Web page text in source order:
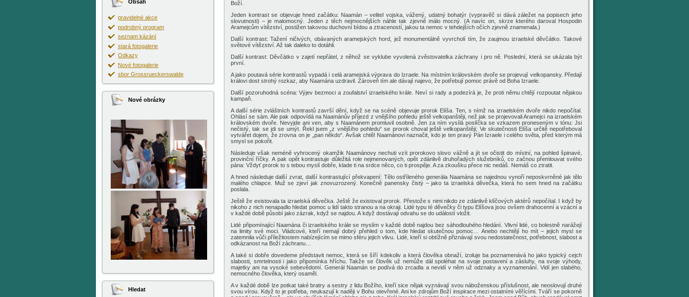
Obsah
pravidelné akce
podrobný program
seznam kázání
stará fotogalerie
Odkazy
Nové fotogalerie
sbor Grossrueckerswalde
Nové obrázky
Hledat
Boží.
Jeden kontrast se objevuje hned začátku: Naamán – velitel vojska, vážený, udatný bohatýr (vypravěč si dává záležet na popisech jeho
slovutnosti) – je malomocný. Jeden z těch nejmocnějších náhle tak zjevně málo mocný. (A navícon , skrze kterého daroval Hospodin
Aramejcům vítězství, postižen takovou duchovní bídou a ztraceností , jakou ta nemoc v tehdejších očích zjevně znamenala .)
Další kontrast: Tažení ničivých, obávaných aramejských hord, jež monumentálně vyvrcholí tím, že zaujmou izraelské děvčátko.Takové
světové vítězství . Až tak daleko to dotáhli.
Další kontrast: Děvčátko v zajetí nepřátel, z něhož se vyklube vyvolená zvěstovatelka záchrany i pro ně. Poslední, která se ukázala být
první.
A jako poutavásérie kontrastů vypadái celá aramejská výprava do Izraele. Na místním královském dvoře seprojevují velkopansky. Předají
královi dost strohý rozkaz , aby Naamána uzdravil. Zároveň tím ale dávají najevo, že potřebují pomoc právě od Boha Izraele.
Další pozoruhodná scéna: Výjev bezmoci a zoufalství izraelského krále. Neví si rady a podezírá je, že proti němu chtějí rozpoutat nějakou
kampaň.
A další série zvláštních kontrastů završí dění, když se na scéně objevuje prorok Elíša. Ten, s nímž na izraelském dvoře nikdo nepočítal.
Ohlásí se sám. Ale pak odpovídá na Naamánův příjezd z vnějšího pohledu ještě velkopanštěji, než jak seprojevovaliAramejci na izraelském
královském dvoře. Nevyjde ani ven, aby s Naamánem promluvil osobně. Jen za ním vysílá poslíčka se vzkazem proneseným v tónu: Jsi
nečistý , tak se jdi se umýt. Řekl jsem „z vnějšího pohledu“ se prorok choval ještě velkopanštěji; Ve skutečnosti Elíša určitě nepotřeboval
vytvářet dojem, že zrovna on je „pan někdo“. Avšak chtěl Naamánovi naznačit, kdo je ten pravý Pán Izraele i celého světa, před kterým má
smysl se pokořit.
Následuje však neméně vyhrocený okamžik Naamánovy nechuti vzít prorokovo slovo vážně a jít se očistit do místní, na pohled špinavé,
provinční říčky. A pak opět kontrastuje důležitá role nejmenovaných,opět zdánlivě druhořadýchslužebníků, co začnou přemlouvat svého
pána: Vždyť prorok to s tebou myslí dobře, klade ti na srdce něco, co ti prospěje. A za zkoušku přece nic nedáš. Nemáš co ztratit.
A hned následuje další zvrat, další kontrastující překvapení: Tělo ostříleného generála Naamána se najednou vynoříneposkvrněné jak tělo
malého chlapce. Muž se zjeví jak znovuzrozený. Konečně panensky čistý – jako ta izraelská děvečka, která ho sem hned na začátku
poslala.
Ještě že existovala ta izraelská děvečka. Ještě že existoval prorok. Přestože s nimi nikdo ze zdánlivě klíčovýchaktérů nepočítal. I když by
nikoho z nich nenapadlo hledat pomoc u lidí takto stranou a na okraji
Lidé typu té děvečky či typu Elíšova jsou ovšem drahocenní a vzácní a
v každé době působí jako zázrak , když se najdou. A když dostávají odvahu se do událostí vložit.
Lidé připomínající Naamána či izraelského krále se myslím v každé době najdou bez sáhodlouhého hledání . Vlivní lidé, co bolestně narážejí
na limity své moci. Vládcové, kteří nemají dobrý přehled o tom, kde hledat skutečnou pomoc…Anebo nechtějí ho mít – jejich mysl se
zatemnila vůči příležitostem nabízejícím se mimo sféru jejich vlivu . Lidé, kteří si obtížně přiznávají svounedostatečnost, potřebnost, slabost a
odkázanost na Boží záchranu…
Ataké si dobře dovedeme představit nemoc, která se šíří kdekoliv a která člověka obnaží, izoluje ba poznamenává ho jako typický cejch
slabosti, smrtelnostii jako připomínkahříchu. Takže se člověk už nemůže dál spoléhat na svoje postavení a zásluhy, na svoje výhody,
majetky ani na vysoké sebevědomí. Generál Naamán se podívá do zrcadla a nevidí v něm už odznaky a vyznamenání. Vidí jen slabého,
nemocného člověka, který osaměl.
A v každé době lze potkat takébratry a sestry z lidu Božího, kteří sice nějak vyznávají svou náboženskou příslušnost, ale neoslovují druhé
svou vírou . Když to je potřeba neukazují k naději v Bohu otevřené. Ani ke zdrojům Boží inspirace mezi ostatními věřícími. Tváří se pokorně